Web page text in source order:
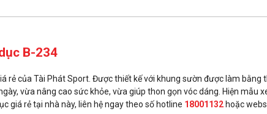
B-234
rẻ của Tài Phát Sport. Được thiết kế với khung sườn được làm
vừa nâng cao sức khỏe, vừa giúp thon gọn vóc dáng. Hiện
giá rẻ tại nhà này, liên hệ ngay theo số hotline 18001132 hoặc